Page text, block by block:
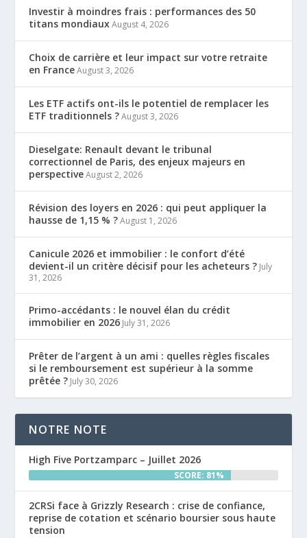
Investir à moindres frais : performances des 50
titans mondiaux August 4, 2026
Choix de carrière et leur impact sur votre retraite
en France August 3, 2026
Les ETF actifs ont-ils le potentiel de remplacer les
ETF traditionnels ? August 3, 2026
Dieselgate: Renault devant le tribunal
correctionnel de Paris, des enjeux majeurs en
perspective August 2, 2026
Révision des loyers en 2026 : qui peut appliquer la
hausse de 1,15 % ? August 1, 2026
Canicule 2026 et immobilier : le confort d’été
devient-il un critère décisif pour les acheteurs ? July
31, 2026
Primo-accédants : le nouvel élan du crédit
immobilier en 2026 July 31, 2026
Prêter de l’argent à un ami : quelles règles fiscales
si le remboursement est supérieur à la somme
prêtée ? July 30, 2026
NOTRE NOTE
High Five Portzamparc – Juillet 2026
SCORE: 81%
2CRSi face à Grizzly Research : crise de confiance,
reprise de cotation et scénario boursier sous haute
tension